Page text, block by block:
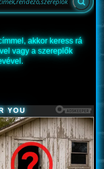
akkor keress rá
vagy a szereplők